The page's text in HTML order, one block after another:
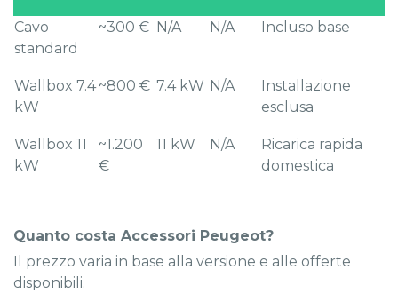
Cavo
standard
~300 € N/A N/A Incluso base
Wallbox 7.4
kW
~800 € 7.4 kW N/A
Installazione
esclusa
Wallbox 11
kW
~1.200
€
11 kW N/A
Ricarica rapida
domestica
Quanto costa Accessori Peugeot?
Il prezzo varia in base alla versione e alle offerte
disponibili.